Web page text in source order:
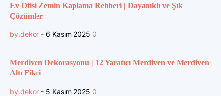
Ev Ofisi Zemin Kaplama Rehberi | Dayanıklı ve Şık
Çözümler
by.dekor - 6 Kasım 2025 0
Merdiven Dekorasyonu | 12 Yaratıcı Merdiven ve Merdiven
Altı Fikri
by.dekor - 5 Kasım 2025 0